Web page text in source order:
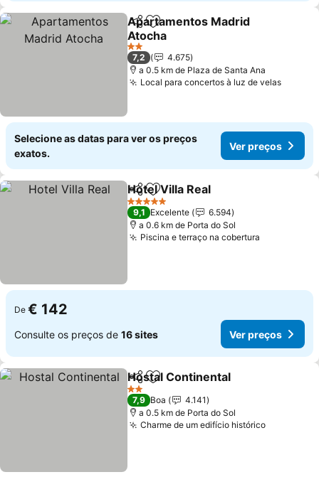
PartilharAdicionar aos favoritos
Apartamentos Madrid
Atocha
2 Estrelas
7,2
4.675
a 0.5 km de Plaza de Santa Ana
Local para concertos à luz de velas
Selecione as datas para ver os preços
exatos.
Ver preços
PartilharAdicionar aos favoritos
Hotel Villa Real
5 Estrelas
9,1 Excelente
6.594
a 0.6 km de Porta do Sol
Piscina e terraço na cobertura
De € 142
Consulte os preços de 16 sites Ver preços
PartilharAdicionar aos favoritos
Hostal Continental
2 Estrelas
7,9 Boa
4.141
a 0.5 km de Porta do Sol
Charme de um edifício histórico